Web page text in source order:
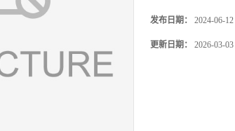
发布日期： 2024-06-12
更新日期： 2026-03-03